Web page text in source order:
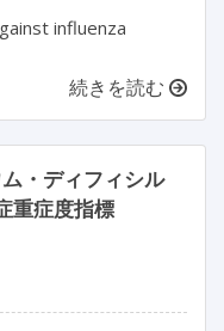
influenza
続きを読む
・ディフィシル
重症度指標